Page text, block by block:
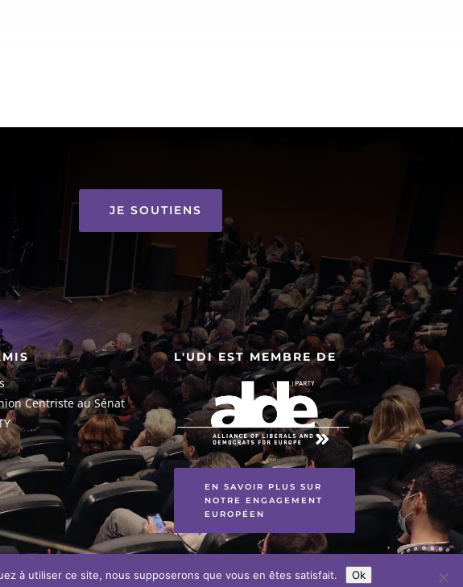
JE SOUTIENS
Centriste au Sénat
L'UDI EST MEMBRE DE
EN SAVOIR PLUS SUR
NOTRE ENGAGEMENT
EUROPÉEN
à utiliser ce site, nous supposerons que vous en êtes satisfait. Ok